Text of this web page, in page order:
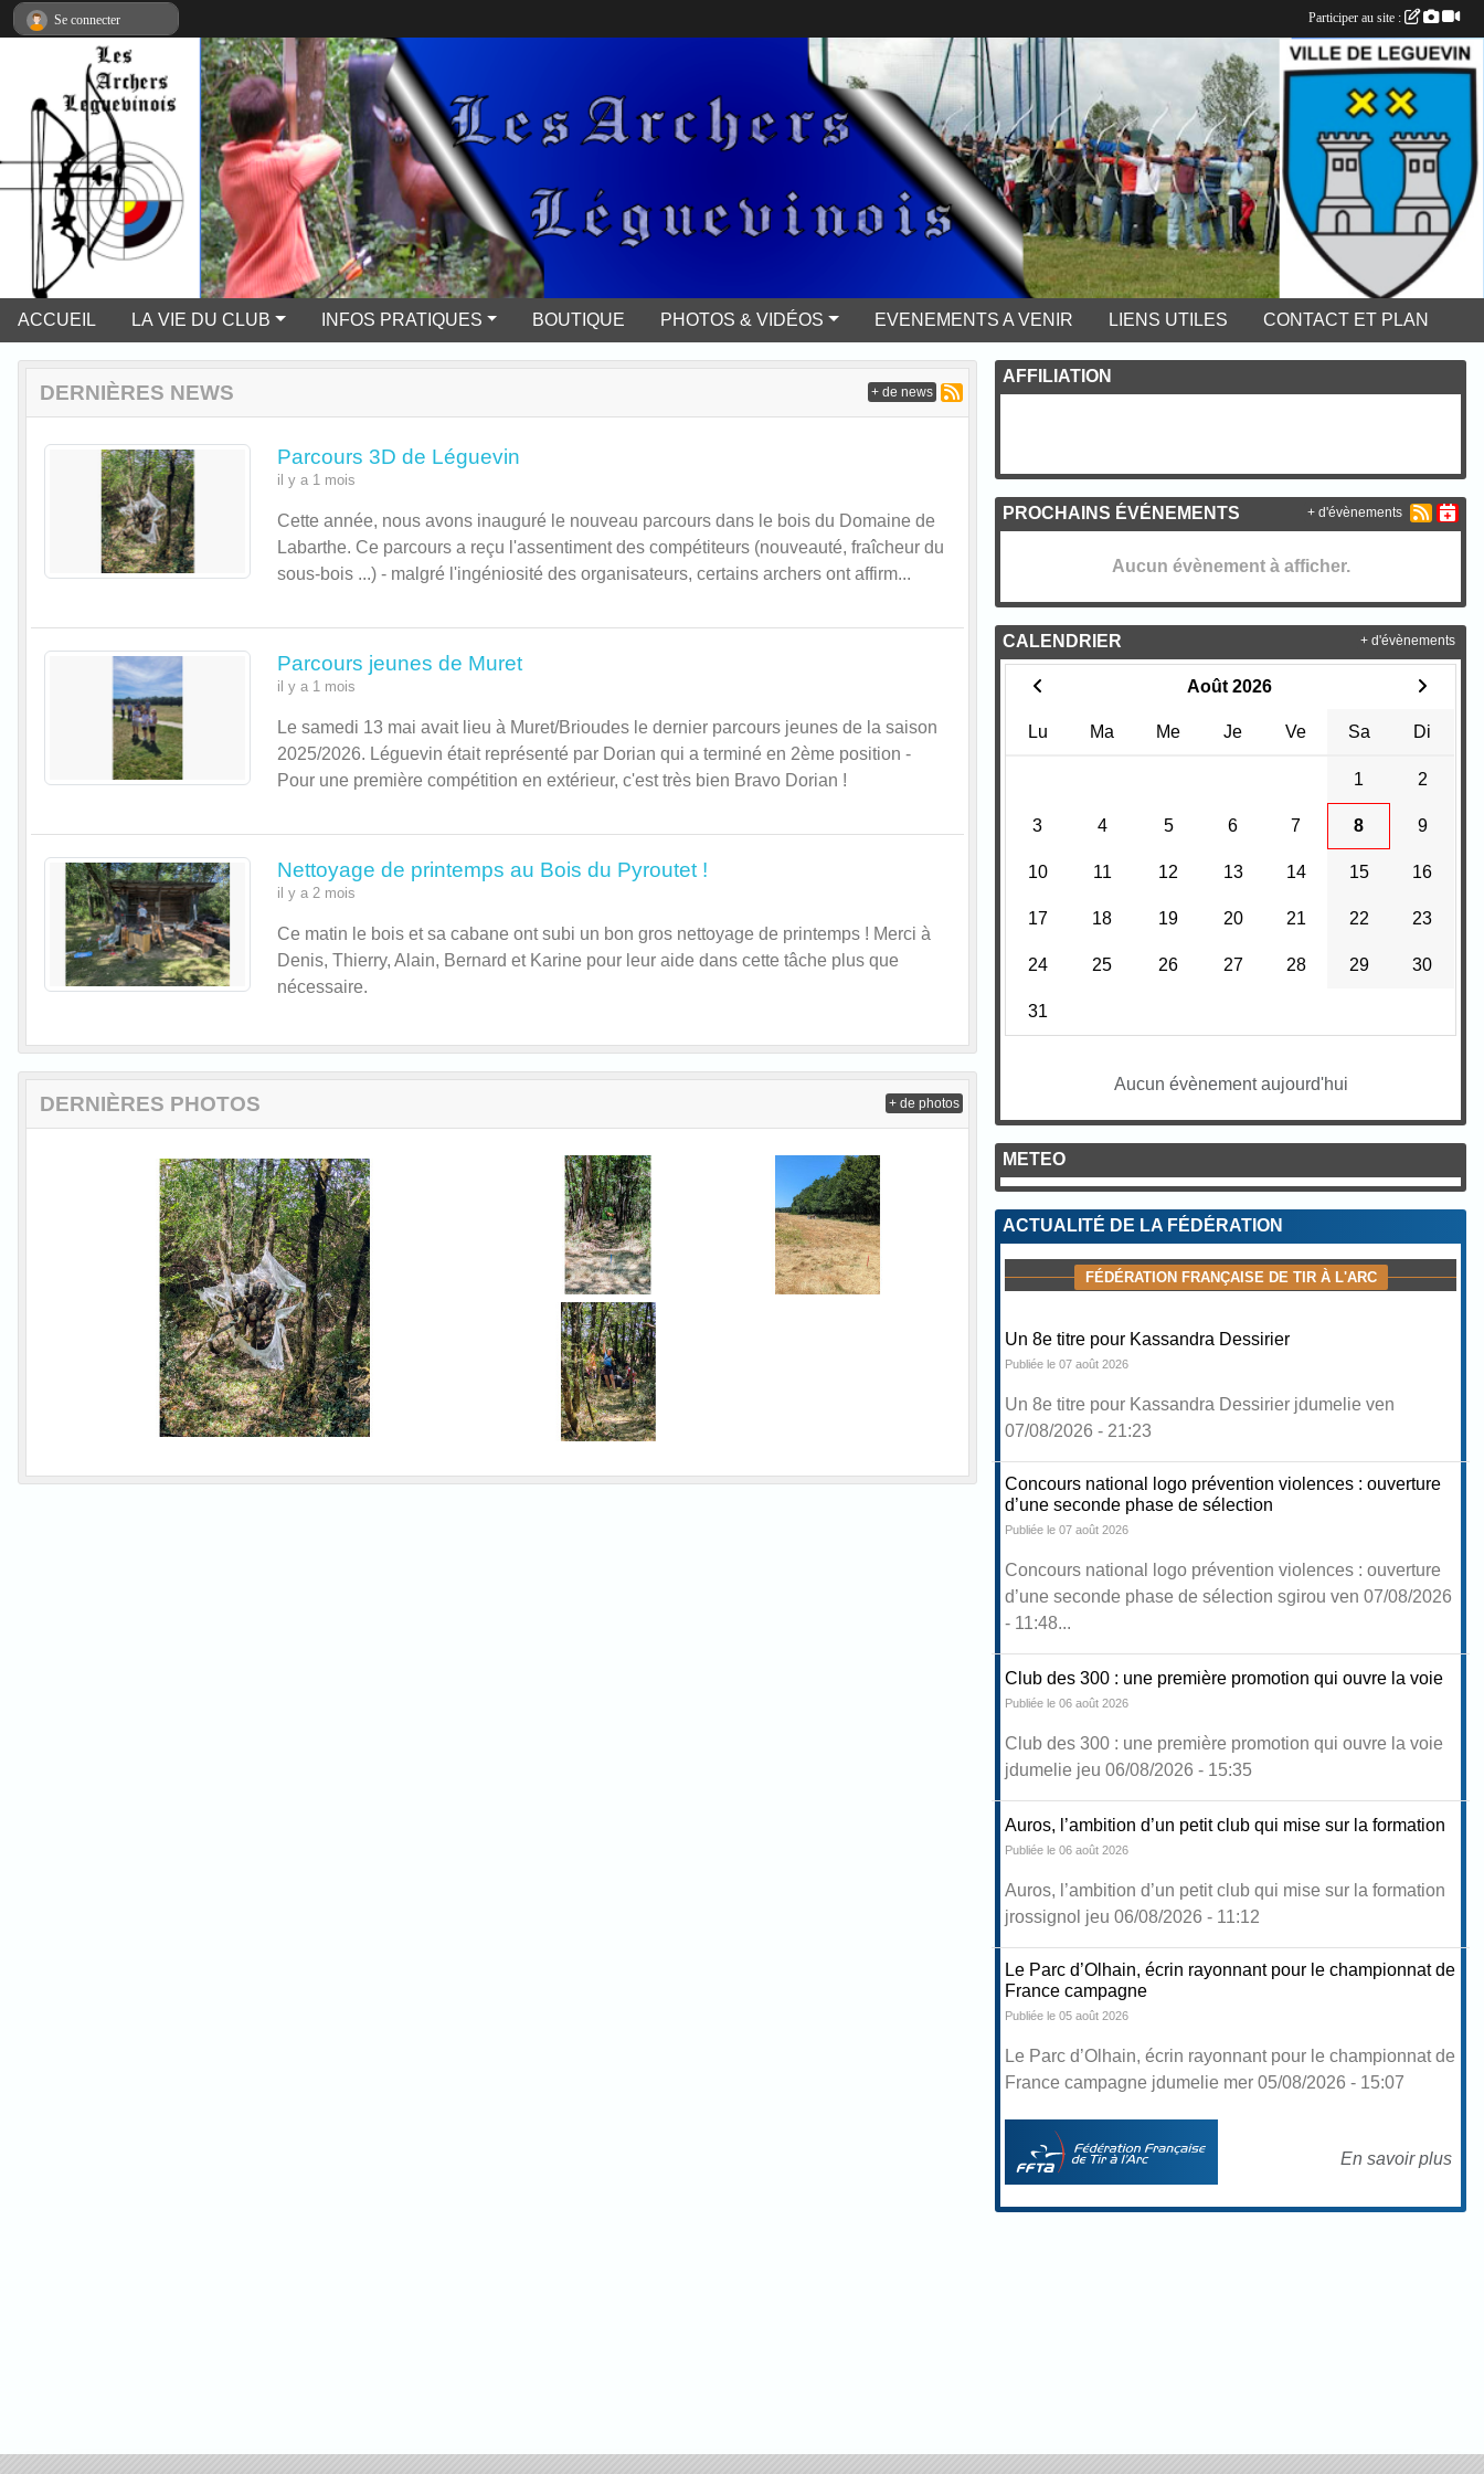
ACCUEIL LA VIE DU CLUB INFOS PRATIQUES BOUTIQUE PHOTOS & VIDÉOS EVENEMENTS A VENIR LIENS UTILES CONTACT ET PLAN
DERNIÈRES NEWS
Parcours 3D de Léguevin
il y a 1 mois
Cette année, nous avons inauguré le nouveau parcours dans le bois du Domaine de
Labarthe. Ce parcours a reçu l'assentiment des compétiteurs (nouveauté, fraîcheur du
sous-bois ...) - malgré l'ingéniosité des organisateurs, certains archers ont affirm...
Parcours jeunes de Muret
il y a 1 mois
Le samedi 13 mai avait lieu à Muret/Brioudes le dernier parcours jeunes de la saison
2025/2026. Léguevin était représenté par Dorian qui a terminé en 2ème position -
Pour une première compétition en extérieur, c'est très bien Bravo Dorian !
Nettoyage de printemps au Bois du Pyroutet !
il y a 2 mois
Ce matin le bois et sa cabane ont subi un bon gros nettoyage de printemps ! Merci à
Denis, Thierry, Alain, Bernard et Karine pour leur aide dans cette tâche plus que
nécessaire.
+ de news
DERNIÈRES PHOTOS + de photos
AFFILIATION
PROCHAINS ÉVÉNEMENTS
Aucun évènement à afficher.
+ d'évènements
CALENDRIER
Août 2026
Lu Ma Me Je Ve Sa Di
1 2
3 4 5 6 7 8 9
10 11 12 13 14 15 16
17 18 19 20 21 22 23
24 25 26 27 28 29 30
31
Aucun évènement aujourd'hui
+ d'évènements
METEO
ACTUALITÉ DE LA FÉDÉRATION
FÉDÉRATION FRANÇAISE DE TIR À L'ARC
Un 8e titre pour Kassandra Dessirier
Publiée le 07 août 2026
Un 8e titre pour Kassandra Dessirier jdumelie ven
07/08/2026 - 21:23
Concours national logo prévention violences : ouverture
d’une seconde phase de sélection
Publiée le 07 août 2026
Concours national logo prévention violences : ouverture
d’une seconde phase de sélection sgirou ven 07/08/2026
- 11:48...
Club des 300 : une première promotion qui ouvre la voie
Publiée le 06 août 2026
Club des 300 : une première promotion qui ouvre la voie
jdumelie jeu 06/08/2026 - 15:35
Auros, l’ambition d’un petit club qui mise sur la formation
Publiée le 06 août 2026
Auros, l’ambition d’un petit club qui mise sur la formation
jrossignol jeu 06/08/2026 - 11:12
Le Parc d’Olhain, écrin rayonnant pour le championnat de
France campagne
Publiée le 05 août 2026
Le Parc d’Olhain, écrin rayonnant pour le championnat de
France campagne jdumelie mer 05/08/2026 - 15:07
En savoir plus
Se connecter Participer au site :
Panneau de gestion des cookies